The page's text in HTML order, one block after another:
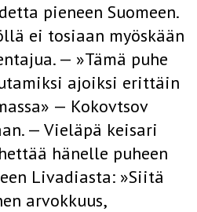
pieneen Suomeen.
ei tosiaan myöskään
— »Tämä puhe
ajoiksi erittäin
— Kokovtsov
— Vieläpä keisari
hänelle puheen
Livadiasta: »Siitä
arvok­kuus,